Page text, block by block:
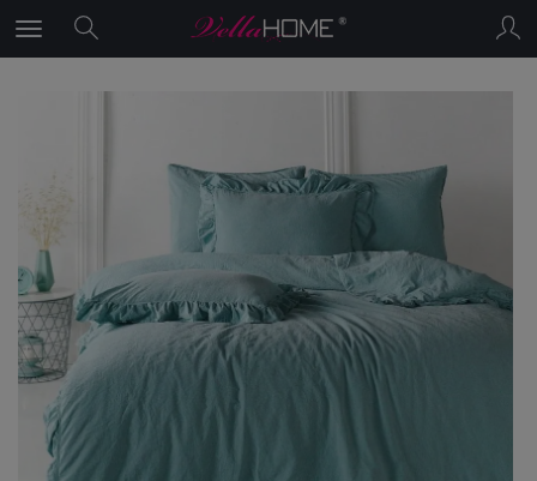
×
PROMOCJA Lato3
Rabat 10% na wszystkie produkty
po wpisaniu kodu "Lato3" w koszyku
2. Rabat 30%dla produktów z
wyprzedaży - użyj kodu "EXTRA30"
w koszyku i obniż cenę